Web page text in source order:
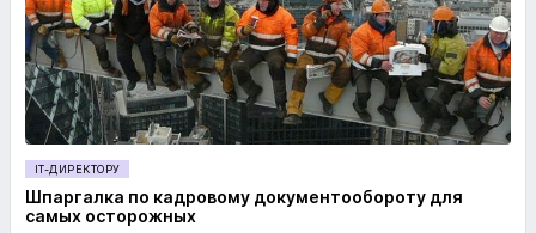
IT-ДИРЕКТОРУ
Шпаргалка по кадровому документообороту для
самых осторожных